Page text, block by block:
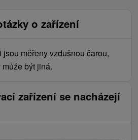
o zařízení
měřeny vzdušnou čarou,
být jiná.
zařízení se nacházejí